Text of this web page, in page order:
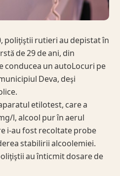
poliţiştii rutieri au depistat în
de 29 de ani, din
conducea un autoLocuri pe
Deva, deşi
etilotest, care a
l, alcool pur în aerul
i-au fost recoltate probe
stabilirii alcoolemiei.
au înticmit dosare de